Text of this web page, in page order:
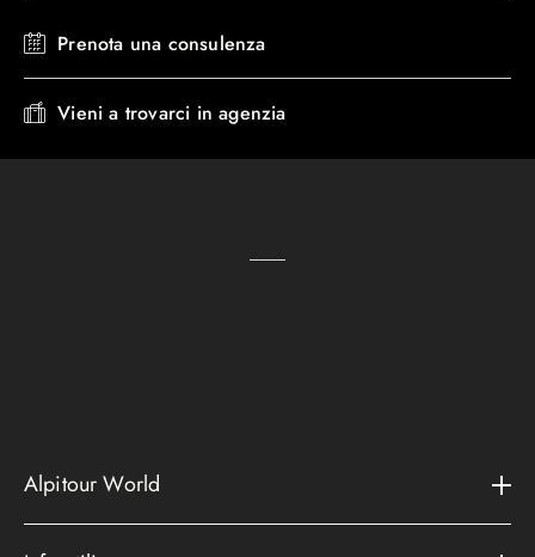
Prenota una consulenza
Vieni a trovarci in agenzia
Alpitour World